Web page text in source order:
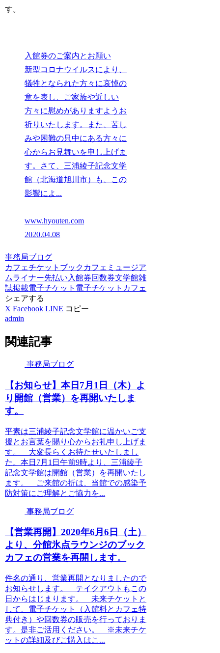
す。
入館券のご案内とお願い
新型コロナウイルスにより、
犠牲となられた方々に哀悼の
意を表し、ご家族や近しい
方々に慰めがありますようお
祈りいたします。また、苦し
みや困難の只中にある方々に
心からお見舞いを申し上げま
す。さて、三浦綾子記念文学
館（北海道旭川市）も、この
影響によ...
www.hyouten.com
2020.04.08
事務局ブログ
カフェチケット ブックカフェ ミュージア
ムライナー先払い 入館券回数券文学館雑
誌掲載電子チケット 電子チケットカフェ
シェアする
X Facebook LINE コピー
admin
関連記事
事務局ブログ
【お知らせ】本日7月1日（木）よ
り開館（営業）を再開いたしま
す。
平素は三浦綾子記念文学館に温かいご支
援とお言葉を賜り心からお礼申し上げま
す。 大変長らくお待たせいたしまし
た。本日7月1日午前9時より、三浦綾子
記念文学館は開館（営業）を再開いたし
ます。 ご来館の折は、当館での感染予
防対策にご理解とご協力を...
事務局ブログ
【営業再開】2020年6月6日（土）
より、分館氷点ラウンジのブック
カフェの営業を再開します。
件名の通り、営業再開となりましたので
お知らせします。 テイクアウトもこの
日からはじまります。 未来チケットと
して、電子チケット（入館料とカフェ特
典付き）や回数券の販売を行っておりま
す。是非ご活用ください。 ※未来チケ
ットの詳細及びご購入はこ...